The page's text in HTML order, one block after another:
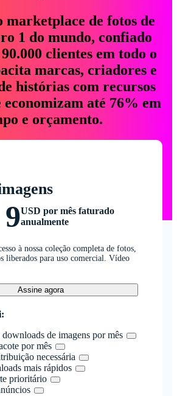
marketplace de fotos de
1 do mundo, confiado
clientes em todo o
marcas, criadores e
histórias com recursos
até 76% em
e orçamento.
USD por mês faturado
anualmente
à nossa coleção completa de fotos,
liberados para uso comercial. Vídeo
Assine agora
de imagens por mês
por mês
necessária
mais rápidos
prioritário